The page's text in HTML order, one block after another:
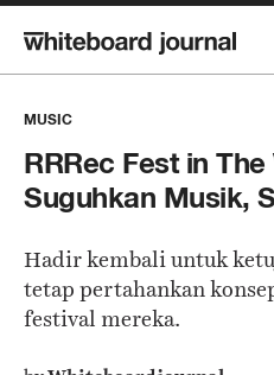
MUSIC
RRRec Fest in
Suguhkan Musik,
Hadir kembali untuk
tetap pertahankan
festival mereka.